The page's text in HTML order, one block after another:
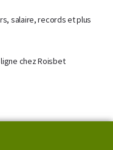
salaire, records et plus
chez Roisbet